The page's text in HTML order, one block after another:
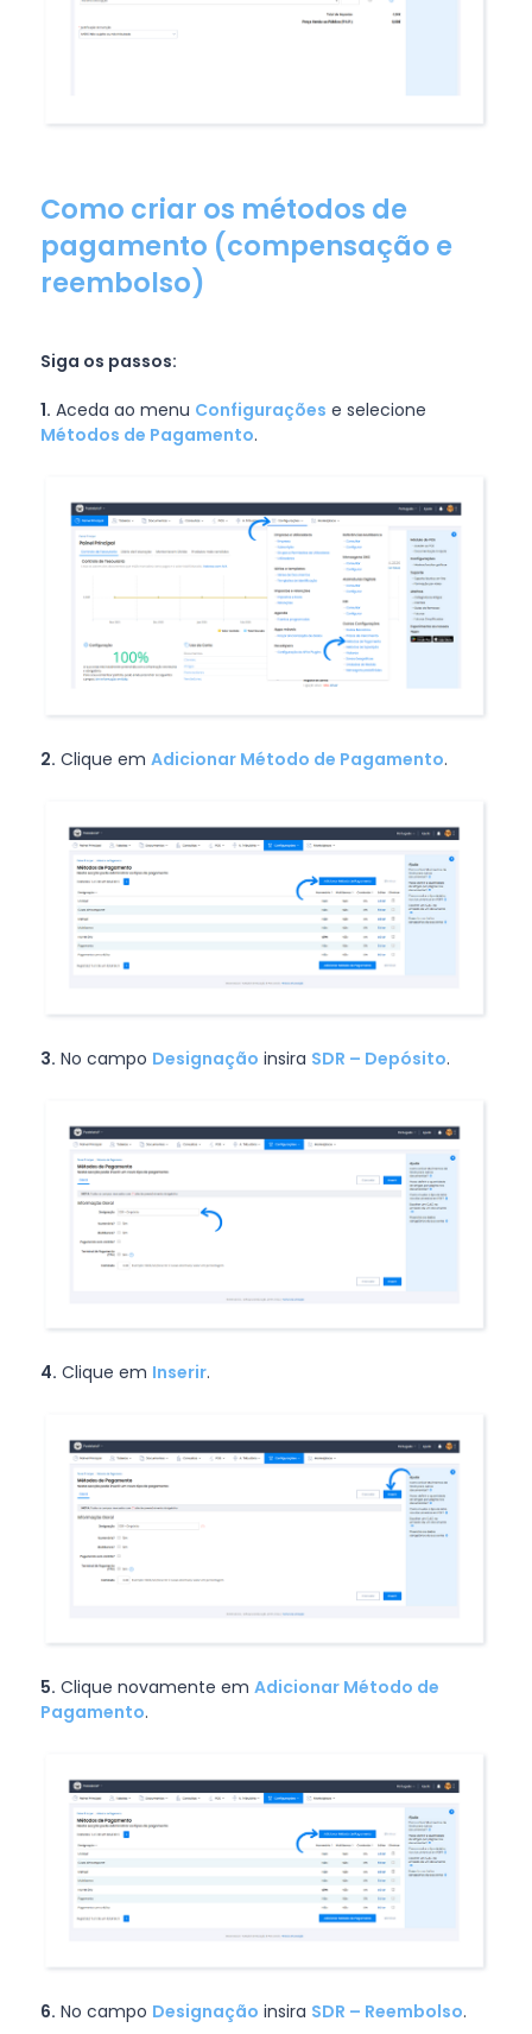
Como criar os métodos de
pagamento (compensação e
reembolso)
Siga os passos:
1. Aceda ao menu Configurações e selecione
Métodos de Pagamento.
2. Clique em Adicionar Método de Pagamento.
3. No campo Designação insira SDR – Depósito.
4. Clique em Inserir.
5. Clique novamente em Adicionar Método de
Pagamento.
6. No campo Designação insira SDR – Reembolso.